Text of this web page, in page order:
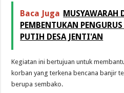
Baca Juga MUSYAWARAH
PEMBENTUKAN
PUTIH DESA JENTI'AN
Kegiatan ini bertujuan untuk
korban yang terkena bencana banjir
berupa sembako.